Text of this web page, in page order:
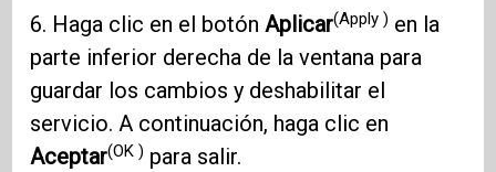
6. Haga clic en el botónAplicar(Apply ) en la
parte inferior derecha de la ventana para
guardar los cambios y deshabilitar el
servicio. A continuación, haga clic en
Aceptar(OK ) para salir.